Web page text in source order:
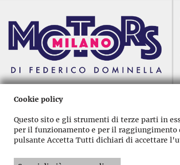
Cookie policy
Questo sito e gli strumenti di terze parti in
per il funzionamento e per il
pulsante Accetta Tutti dichiari di accettare